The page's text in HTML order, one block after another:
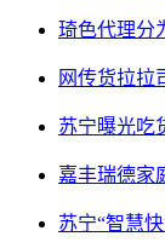
琦色代理分
网传货拉拉
苏宁曝光吃
嘉丰瑞德家
苏宁“智慧